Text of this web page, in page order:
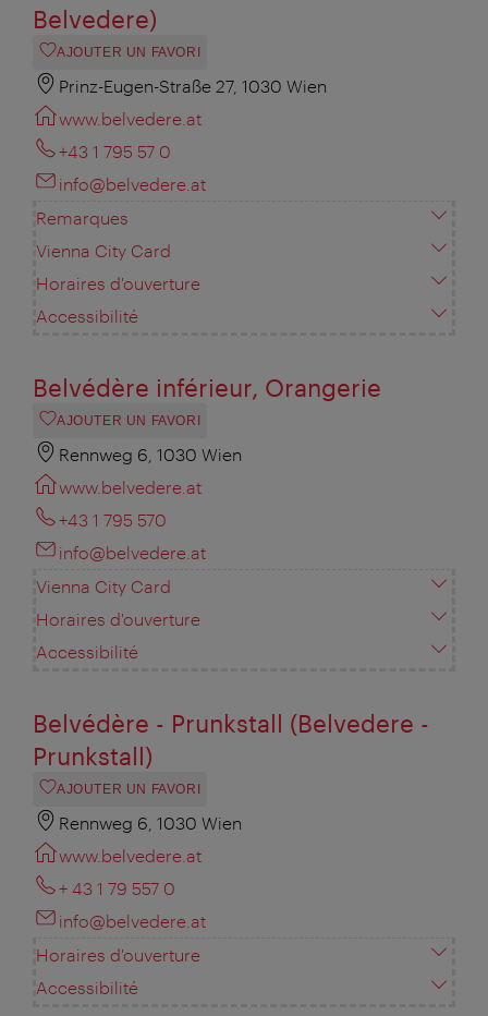
Belvedere)
AJOUTER UN FAVORI
Prinz-Eugen-Straße 27, 1030 Wien
www.belvedere.at
+43 1 795 57 0
info@belvedere.at
Remarques
Vienna City Card
Horaires d'ouverture
Accessibilité
Belvédère inférieur, Orangerie
AJOUTER UN FAVORI
Rennweg 6, 1030 Wien
www.belvedere.at
+43 1 795 570
info@belvedere.at
Vienna City Card
Horaires d'ouverture
Accessibilité
Belvédère - Prunkstall (Belvedere -
Prunkstall)
AJOUTER UN FAVORI
Rennweg 6, 1030 Wien
www.belvedere.at
+ 43 1 79 557 0
info@belvedere.at
Horaires d'ouverture
Accessibilité